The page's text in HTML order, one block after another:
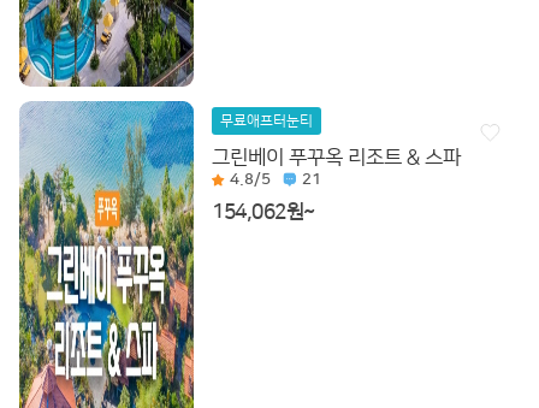
무료애프터눈티
그린베이 푸꾸옥 리조트 & 스파
4.8/5 21
154,062원~